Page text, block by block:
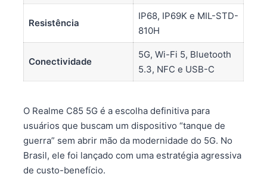
Resistência
IP68, IP69K e MIL-STD-
810H
Conectividade
5G, Wi-Fi 5, Bluetooth
5.3, NFC e USB-C
O Realme C85 5G é a escolha definitiva para
usuários que buscam um dispositivo “tanque de
guerra” sem abrir mão da modernidade do 5G. No
Brasil, ele foi lançado com uma estratégia agressiva
de custo-benefício.